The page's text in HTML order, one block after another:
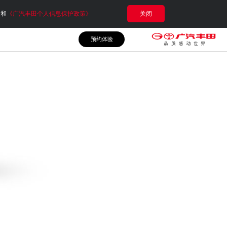
《广汽丰田个人信息保护政策》 关闭
预约体验